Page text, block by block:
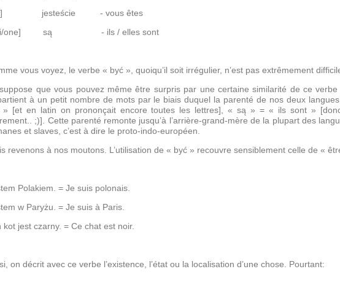
jesteście - vous êtes
one]
są - ils / elles sont
vous voyez, le verbe « być », quoiqu’il soit irrégulier, n’est pas extrêmement
que vous pouvez même être surpris par une certaine similarité de ce
à un petit nombre de mots par le biais duquel la parenté de nos deux
» [et en latin on prononçait encore toutes les lettres], « są » = « ils sont »
;)]. Cette parenté remonte jusqu’à l’arrière-grand-mère de la plupart des
et slaves, c’est à dire le proto-indo-européen.
revenons à nos moutons. L’utilisation de « być » recouvre sensiblement celle de «
Polakiem. = Je suis polonais.
w Paryżu. = Je suis à Paris.
kot jest czarny. = Ce chat est noir.
on décrit avec ce verbe l’existence, l’état ou la localisation d’une chose. Pourtant: